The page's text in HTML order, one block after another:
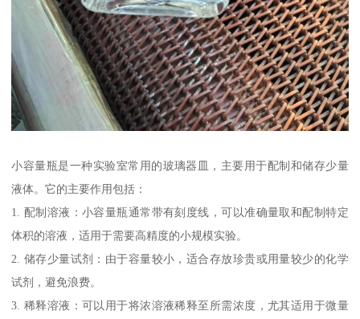
小容量瓶是一种实验室常用的玻璃器皿，主要用于配制和储存少量
液体。它的主要作用包括：
1. 配制溶液：小容量瓶通常带有刻度线，可以准确量取和配制特定
体积的溶液，适用于需要高精度的小规模实验。
2. 储存少量试剂：由于容量较小，适合存放珍贵或用量较少的化学
试剂，避免浪费。
3. 稀释溶液：可以用于将浓溶液稀释至所需浓度，尤其适用于微量